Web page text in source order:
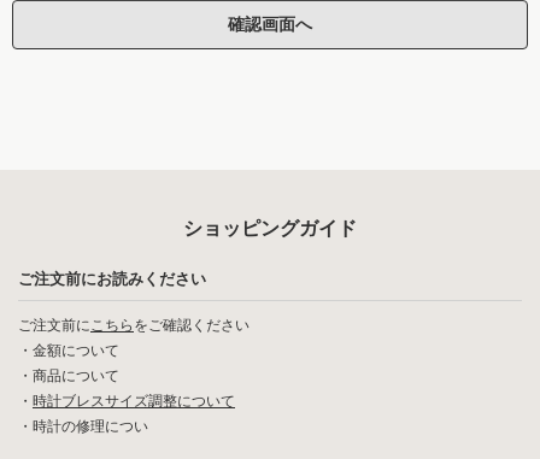
ショッピングガイド
ご注文前にお読みください
ご注文前にこちら をご確認ください
・ 金額について
・ 商品について
・ 時計ブレスサイズ調整について
・ 時計の修理につい